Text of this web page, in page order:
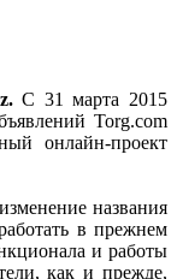
С 31 марта 2015
Torg.com
онлайн-проект
названия
в прежнем
и работы
как и прежде,